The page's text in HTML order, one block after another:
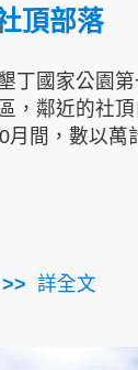
頂部落
丁國家公園
，鄰近的社
月間，數以萬
詳全文